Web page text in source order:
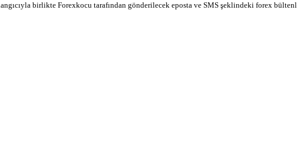
birlikte Forexkocu tarafından gönderilecek eposta ve SMS şeklindeki forex